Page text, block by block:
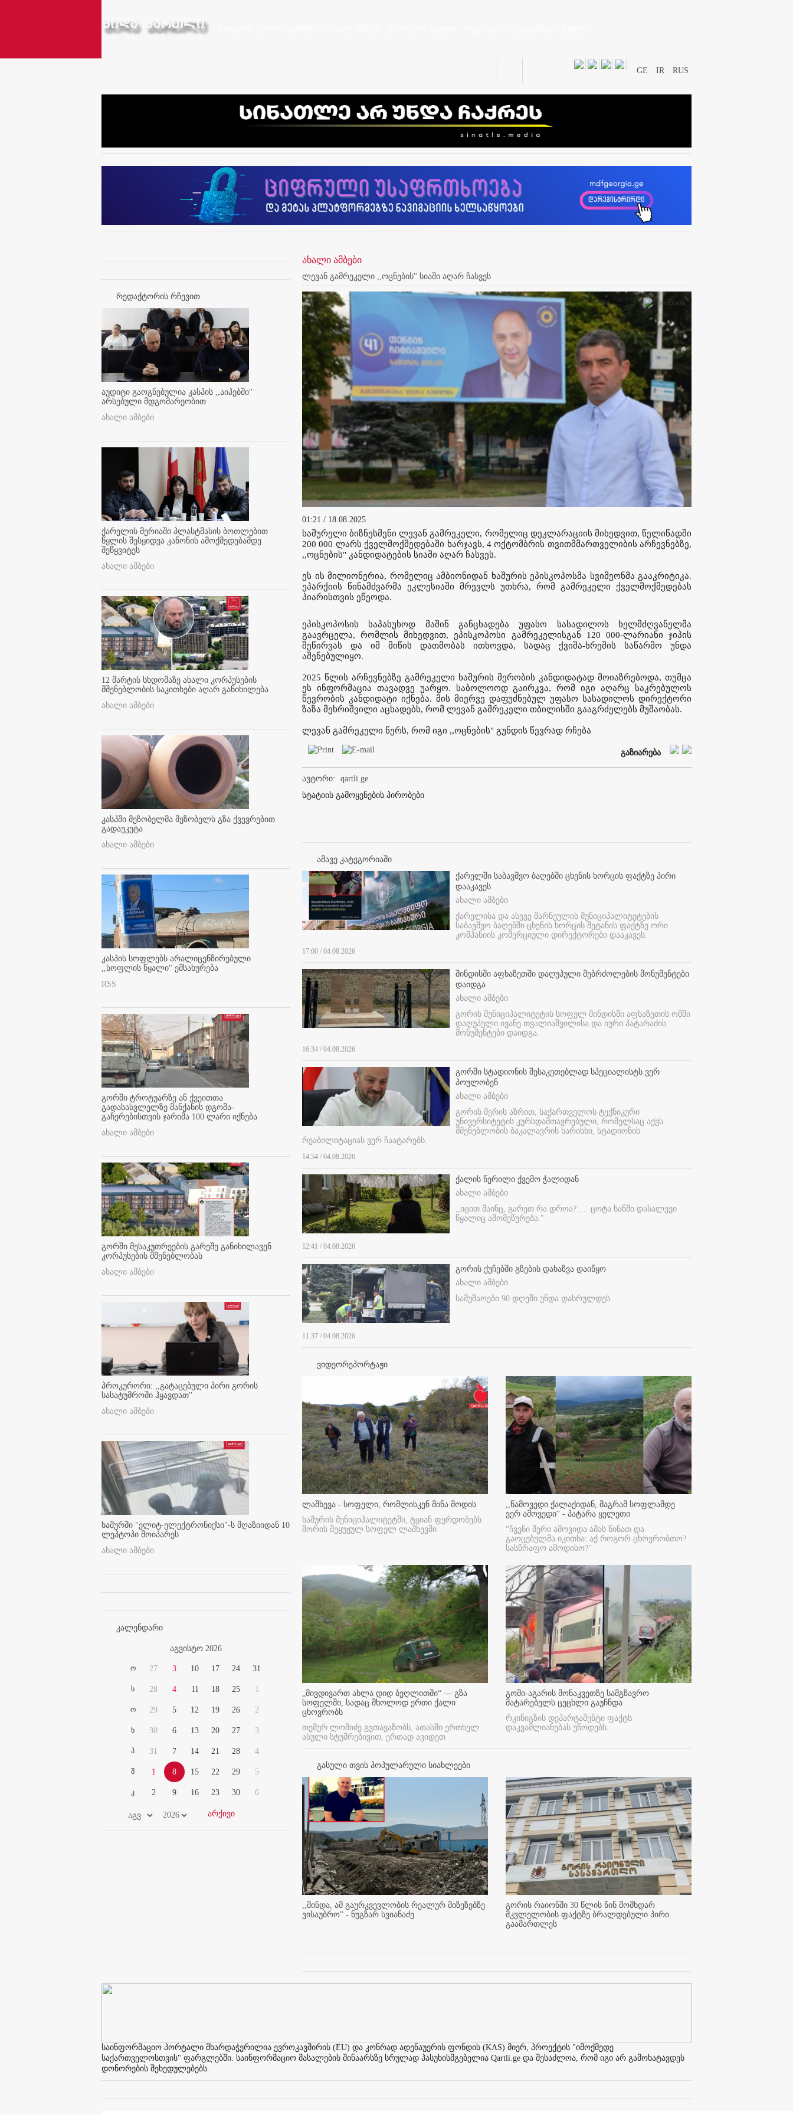
GE IR RUS
რედაქტორის რჩევით
აუდიტი გაოგნებულია კასპის ,,აიპებში''
არსებული მდგომარეობით
ახალი ამბები
ქარელის მერიაში პლასტმასის ბოთლებით
წყლის შესყიდვა კანონის ამოქმედებამდე
შეწყვიტეს
ახალი ამბები
12 მარტის სხდომაზე ახალი კორპუსების
მშენებლობის საკითხები აღარ განიხილება
ახალი ამბები
კასპში მეზობელმა მეზობელს გზა ქვევრებით
გადაუკეტა
ახალი ამბები
კასპის სოფლებს არალიცენზირებული
,,სოფლის წყალი" ემსახურება
RSS
გორში ტროტუარზე ან ქვეითთა
გადასასვლელზე მანქანის დგომა-
გაჩერებისთვის ჯარიმა 100 ლარი იქნება
ახალი ამბები
გორში მესაკუთრეების გარეშე განიხილავენ
კორპუსების მშენებლობას
ახალი ამბები
პროკურორი: ,,გატაცებული პირი გორის
სასატუმროში ჰყავდათ''
ახალი ამბები
ხაშურში "ელიტ-ელექტრონიქსი"-ს მღაზიიდან 10
ლეპტოპი მოიპარეს
ახალი ამბები
კალენდარი
აგვისტო 2026
ო
ს
ო
ხ
პ
შ
კ
27
28
29
30
31
1
2
3
4
5
6
7
8
9
10
11
12
13
14
15
16
17
18
19
20
21
22
23
24
25
26
27
28
29
30
31
1
2
3
4
5
6
ახალი ამბები
ლევან გამრეკელი ,,ოცნების'' სიაში აღარ ჩასვეს
01:21 / 18.08.2025
ხაშურელი ბიზნესმენი ლევან გამრეკელი, რომელიც დეკლარაციის მიხედვით, წელიწადში
200 000 ლარს ქველმოქმედებაში ხარჯავს, 4 ოქტომბრის თვითმმართველიბის არჩევნებზე,
,,ოცნების" კანდიდატების სიაში აღარ ჩასვეს.
ეს ის მილიონერია, რომელიც ამბიონიდან ხაშურის ეპისკოპოსმა სვიმეონმა გააკრიტიკა.
ეპარქიის წინამძვარმა ეკლესიაში მრევლს უთხრა, რომ გამრეკელი ქველმოქმედებას
პიარისთვის ეწეოდა.
ეპისკოპოსის საპასუხოდ მაშინ განცხადება უფასო სასადილოს ხელმძღვანელმა
გაავრცელა, რომლის მიხედვით, ეპისკოპოსი გამრეკელისგან 120 000-ლარიანი ჯიპის
შეწირვას და იმ მიწის დათმობას ითხოვდა, სადაც ქვიშა-ხრეშის საწარმო უნდა
აშენებულიყო.
2025 წლის არჩევნებზე გამრეკელი ხაშურის მერობის კანდიდატად მოიაზრებოდა, თუმცა
ეს ინფორმაცია თავადვე უარყო. საბოლოოდ გაირკვა, რომ იგი აღარც საკრებულოს
წევრობის კანდიდატი იქნება. მის მიერვე დაფუძნებულ უფასო სასადილოს დირექტორი
ზაზა მეხრიშვილი აცხადებს, რომ ლევან გამრეკელი თბილისში გააგრძელებს მუშაობას.
ლევან გამრეკელი წერს, რომ იგი ,,ოცნების" გუნდის წევრად რჩება
გაზიარება
ავტორი:
qartli.ge
სტატიის გამოყენების პირობები
ამავე კატეგორიაში
ქარელში საბავშვო ბაღებში ცხენის ხორცის ფაქტზე პირი
დააკავეს
ახალი ამბები
ქარელისა და ასევე მარნეულის მუნიციპალიტეტების
საბავშვო ბაღებში ცხენის ხორცის შეტანის ფაქტზე ორი
კომპანიის კომერციული დირექტორები დააკავეს.
17:00 / 04.08.2026
შინდისში აფხაზეთში დაღუპული მებრძოლების მონუმენტები
დაიდგა
ახალი ამბები
გორის მუნიციპალიტეტის სოფელ შინდისში აფხაზეთის ომში
დაღუპული ივანე თვალიაშვილისა და იური პატარაძის
მონუმენტები დაიდგა.
16:34 / 04.08.2026
გორში სტადიონის შესაკეთებლად სპეციალისტს ვერ
პოულობენ
ახალი ამბები
გორის მერის აზრით, საქართველოს ტექნიკური
უნივერსიტეტის კურსდამთავრებული, რომელსაც აქვს
მშენებლობის ბაკალავრის ხარისხი, სტადიონის
რეაბილიტაციას ვერ ჩაატარებს.
14:54 / 04.08.2026
ქალის წერილი ქვემო ჭალიდან
ახალი ამბები
,,იცით მაინც, გარეთ რა დროა? ... ცოტა ხანში დასალევი
წყალიც ამომეწურება."
12:41 / 04.08.2026
გორის ქუჩებში გზების დახაზვა დაიწყო
ახალი ამბები
სამუშაოები 90 დღეში უნდა დასრულდეს
11:37 / 04.08.2026
ვიდეორეპორტაჟი
ლაშხევა - სოფელი, რომლისკენ მიწა მოდის
ხაშურის მუნიციპალიტეტში, ტყიან ფერდობებს
შორის შეყუჟულ სოფელ ლაშხევში
,,წამოვედი ქალაქიდან, მაგრამ სოფლამდე
ვერ ამოვედი'' - პატარა ყელეთი
"ჩვენი მერი ამოვიდა ამას წინათ და
გაოცებულმა იკითხა: აქ როგორ ცხოვრობთო?
სასწრაფო ამოდისო?"
„მივდივართ ახლა დიდ ბეღლითში“ — გზა
სოფელში, სადაც მხოლოდ ერთი ქალი
ცხოვრობს
თემურ ლომიძე გვთავაზობს, ათასში ერთხელ
ასული სტუმრებივით, ერთად ავიდეთ
გომი-აგარის მონაკვეთზე სამგზავრო
მატარებელს ცეცხლი გაუჩნდა
რკინიგზის დეპარტამენტი ფაქტს
დაკვამლიანებას უწოდებს.
გასული თვის პოპულარული სიახლეები
,,მინდა, ამ გაურკვევლობის რეალურ მიზეზებზე
ვისაუბრო'' - ნუგზარ სვიანაძე
გორის რაიონში 30 წლის წინ მომხდარ
მკვლელობის ფაქტზე ბრალდებული პირი
გაამართლეს
საინფორმაციო პორტალი მხარდაჭერილია ევროკავშირის (EU) და კონრად ადენაუერის ფონდის (KAS) მიერ, პროექტის "იმოქმედე
საქართველოსთვის" ფარგლებში. საინფორმაციო მასალების შინაარსზე სრულად პასუხისმგებელია Qartli.ge და შესაძლოა, რომ იგი არ გამოხატავდეს
დონორების შეხედულებებს.